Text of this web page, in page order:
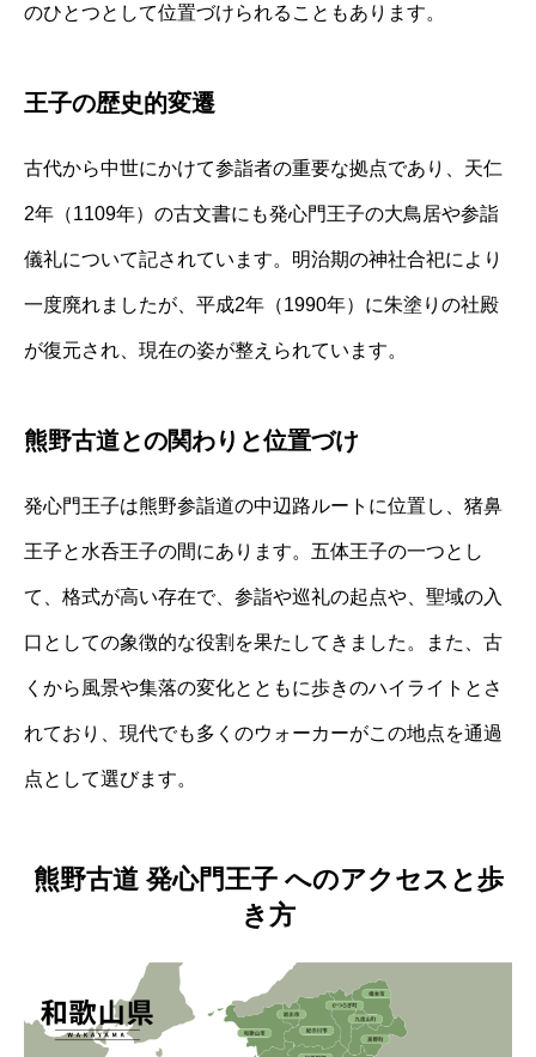
のひとつとして位置づけられることもあります。
王子の歴史的変遷
古代から中世にかけて参詣者の重要な拠点であり、天仁
2年（1109年）の古文書にも発心門王子の大鳥居や参詣
儀礼について記されています。明治期の神社合祀により
一度廃れましたが、平成2年（1990年）に朱塗りの社殿
が復元され、現在の姿が整えられています。
熊野古道との関わりと位置づけ
発心門王子は熊野参詣道の中辺路ルートに位置し、猪鼻
王子と水呑王子の間にあります。五体王子の一つとし
て、格式が高い存在で、参詣や巡礼の起点や、聖域の入
口としての象徴的な役割を果たしてきました。また、古
くから風景や集落の変化とともに歩きのハイライトとさ
れており、現代でも多くのウォーカーがこの地点を通過
点として選びます。
熊野古道 発心門王子 へのアクセスと歩
き方